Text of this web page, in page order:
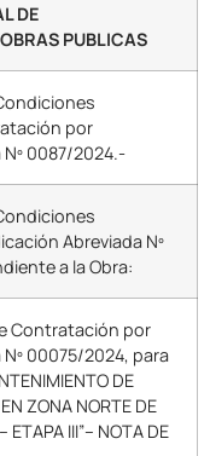
DE
PUBLICAS
por
0087/2024.-
Abreviada Nº
a la Obra:
Contratación por
00075/2024, para
DE
ZONA NORTE DE
ETAPA III”– NOTA DE